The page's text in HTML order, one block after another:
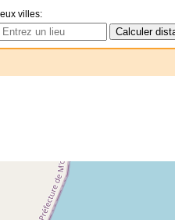
villes: